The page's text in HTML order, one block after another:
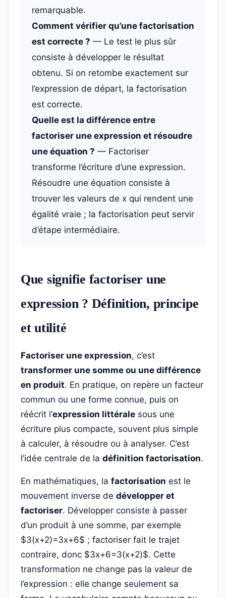
remarquable.
Comment vérifier qu’une factorisation
est correcte ? — Le test le plus sûr
consiste à développer le résultat
obtenu. Si on retombe exactement sur
l’expression de départ, la factorisation
est correcte.
Quelle est la différence entre
factoriser une expression et résoudre
une équation ? — Factoriser
transforme l’écriture d’une expression.
Résoudre une équation consiste à
trouver les valeurs de x qui rendent une
égalité vraie ; la factorisation peut servir
d’étape intermédiaire.
Que signifie factoriser une
expression ? Définition, principe
et utilité
Factoriser une expression, c’est
transformer une somme ou une différence
en produit. En pratique, on repère un facteur
commun ou une forme connue, puis on
réécrit l’expression littérale sous une
écriture plus compacte, souvent plus simple
à calculer, à résoudre ou à analyser. C’est
l’idée centrale de la définition factorisation.
En mathématiques, la factorisation est le
mouvement inverse de développer et
factoriser. Développer consiste à passer
d’un produit à une somme, par exemple
$3(x+2)=3x+6$ ; factoriser fait le trajet
contraire, donc $3x+6=3(x+2)$. Cette
transformation ne change pas la valeur de
l’expression : elle change seulement sa